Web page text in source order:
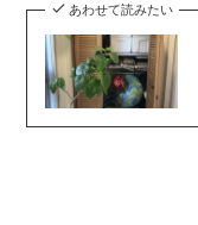
あわせて読みたい